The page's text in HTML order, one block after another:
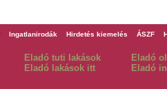
Ingatlanirodák Hirdetés kiemelés ÁSZF
Eladó tuti lakások
Eladó
Eladó lakások itt Eladó